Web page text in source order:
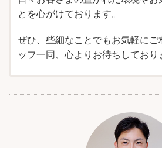
とを心がけております。
ぜひ、些細なことでもお気軽にご
ッフ一同、心よりお待ちしており